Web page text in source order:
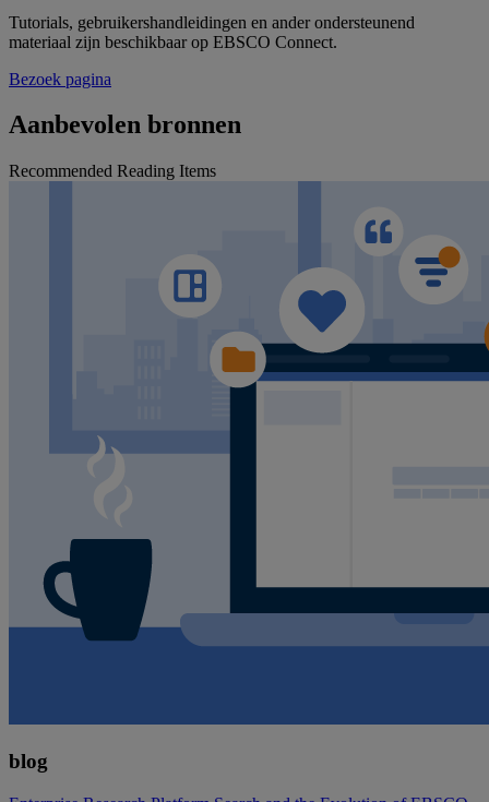
Tutorials, gebruikershandleidingen en ander ondersteunend
materiaal zijn beschikbaar op EBSCO Connect.
Bezoek pagina
Aanbevolen bronnen
Recommended Reading Items
blog